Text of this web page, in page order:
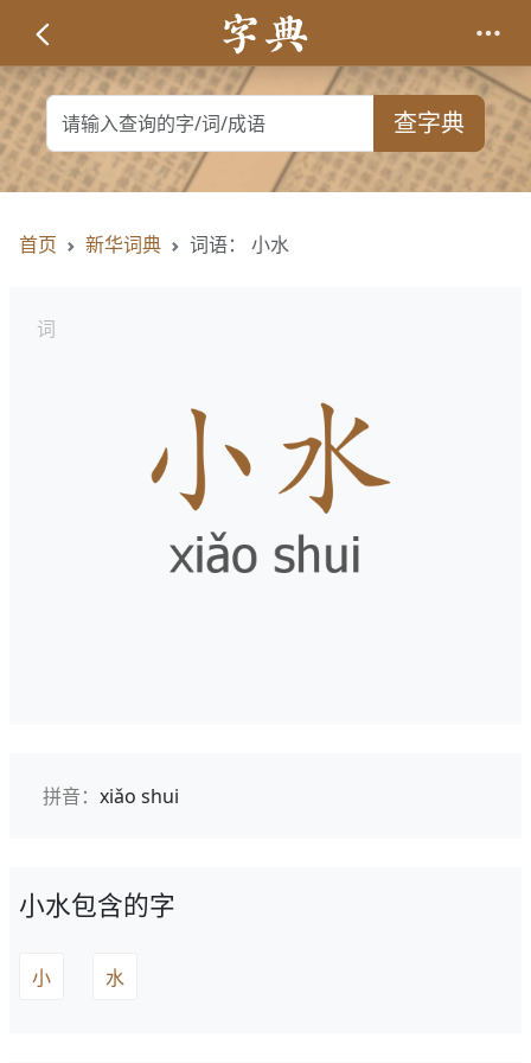
查字典
首页 新华词典 词语： 小水
词
拼音： xiǎo shui
小水包含的字
小 水